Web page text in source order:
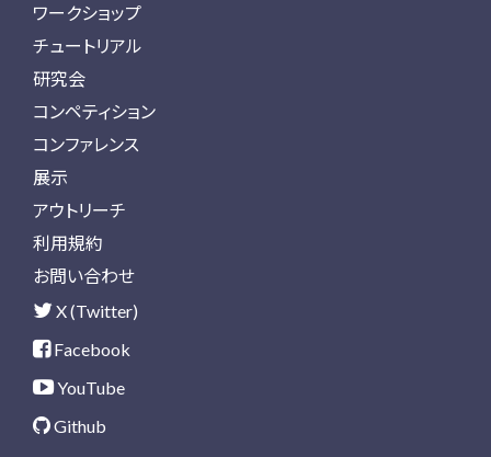
ワークショップ
チュートリアル
研究会
コンペティション
コンファレンス
展示
アウトリーチ
利用規約
お問い合わせ
X (Twitter)
Facebook
YouTube
Github